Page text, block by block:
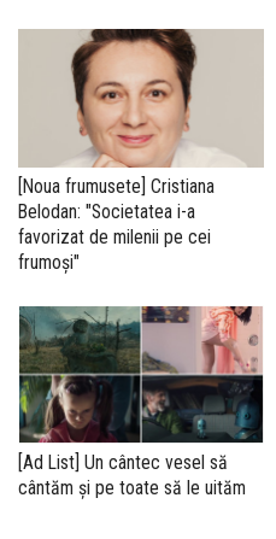
[Noua frumusete] Cristiana
Belodan: "Societatea i-a
favorizat de milenii pe cei
frumoși"
[Ad List] Un cântec vesel să
cântăm și pe toate să le uităm